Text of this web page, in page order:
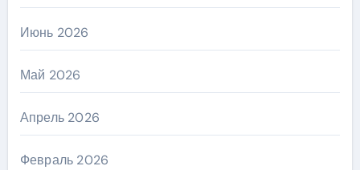
Июнь 2026
Май 2026
Апрель 2026
Февраль 2026